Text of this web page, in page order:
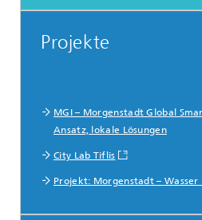
Projekte
MGI – Morgenstadt Global
Ansatz, lokale Lösungen
City Lab Tiflis
Projekt: Morgenstadt –